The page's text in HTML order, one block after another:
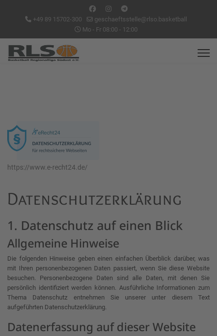
+49 89 15702-300
geschaeftsstelle@rlso.basketball
Mo - Fr 08:00 - 12:00
https://www.e-recht24.de/
Datenschutzerklärung
1. Datenschutz auf einen Blick
Allgemeine Hinweise
Die folgenden Hinweise geben einen einfachen Überblick darüber, was
mit Ihren personenbezogenen Daten passiert, wenn Sie diese Website
besuchen. Personenbezogene Daten sind alle Daten, mit denen Sie
persönlich identifiziert werden können. Ausführliche Informationen zum
Thema Datenschutz entnehmen Sie unserer unter diesem Text
aufgeführten Datenschutzerklärung.
Datenerfassung auf dieser Website